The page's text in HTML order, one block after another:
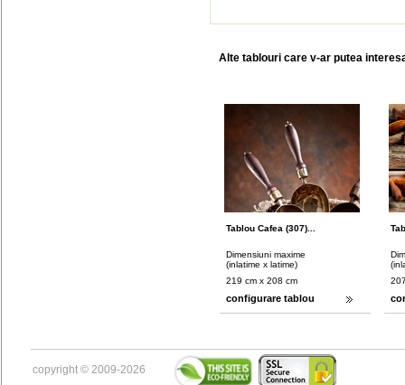
Alte tablouri care v-ar putea
Tablou Cafea (307)...
Dimensiuni maxime
(inlatime x latime)
219 cm x 208 cm
configurare tablou
copyright © 2009-2026